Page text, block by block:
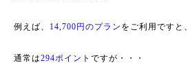
例えば、 14,700円のプラン をご利用ですと、
通常は294ポイント ですが・・・